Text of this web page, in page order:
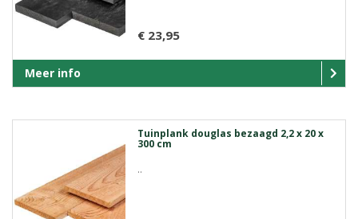
€ 23,95
Meer info
Tuinplank douglas bezaagd 2,2 x 20 x
300 cm
..